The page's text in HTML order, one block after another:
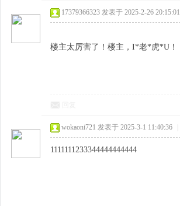
17379366323 发表于 2025-2-26 20:15:01
楼主太厉害了！楼主，I*老*虎*U！
wokaoni721 发表于 2025-3-1 11:40:36
1111111233344444444444